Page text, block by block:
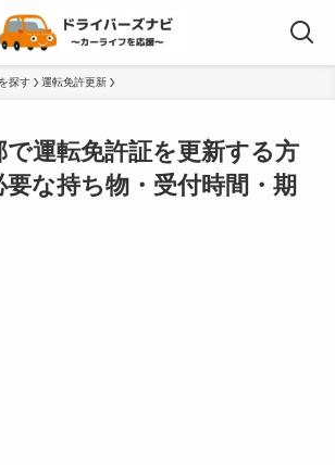
探す 運転免許更新
で運転免許証を更新する方
要な持ち物・受付時間・期